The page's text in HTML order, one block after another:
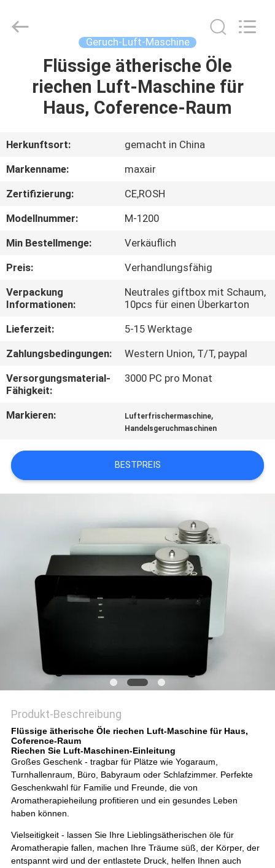
HAUS
PRODUKTE
ÜBER
UNS
FABRIK-
AUSFLUG
QUALITÄTSKONTROLLE
TRETEN
SIE
MIT
IN
VERBINDUNG
FORDERN
SIE EIN
ZITAT
SHOPPING
ONLINE
SITEMAP
PRIVACY
POLICY
Geruch-Luft-Maschine
Flüssige ätherische Öle
riechen Luft-Maschine für
Haus, Coference-Raum
Herkunftsort:
gemacht in China
Markenname:
maxair
Zertifizierung:
CE,ROSH
Modellnummer:
M-1200
Min Bestellmenge:
Verkäuflich
Preis:
Verhandlungsfähig
Verpackung
Informationen:
Neutrales giftbox mit Schaum,
10pcs für einen Überkarton
Lieferzeit:
5-15 Werktage
Zahlungsbedingungen:
Western Union, T/T, paypal
Versorgungsmaterial-
Fähigkeit:
3000 PC pro Monat
Markieren: Lufterfrischermaschine,
Handelsgeruchmaschinen
BESTPREIS
Produkt-Beschreibung
Flüssige ätherische Öle riechen Luft-Maschine für Haus,
Coference-Raum
Riechen Sie Luft-Maschinen-Einleitung
Großes Geschenk - tragbar für Plätze wie Yogaraum,
Turnhallenraum, Büro, Babyraum oder Schlafzimmer. Perfekte
Geschenkwahl für Familie und Freunde, die von
Aromatherapieheilung profitieren und ein gesundes Leben
haben können.
Vielseitigkeit - lassen Sie Ihre Lieblingsätherischen öle für
Aromatherapiefallen, machen Ihre Träume süß, der Körper, der
entspannt wird und der entlastete Druck, helfen Ihnen auch